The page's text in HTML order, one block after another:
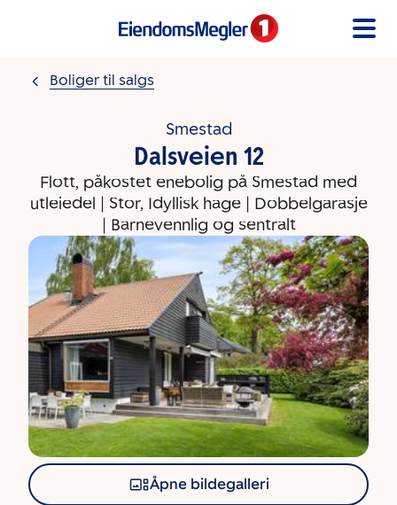
Boliger til salgs
Smestad
Dalsveien 12
Flott, påkostet enebolig på Smestad med
utleiedel | Stor, Idyllisk hage | Dobbelgarasje
| Barnevennlig og sentralt
Åpne bildegalleri